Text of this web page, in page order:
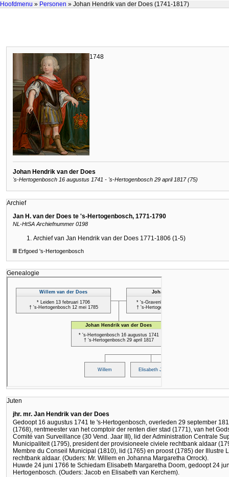
Hoofdmenu » Personen » Johan Hendrik van der Does (1741-1817)
1748
Johan Hendrik van der Does
's-Hertogenbosch 16 augustus 1741 - 's-Hertogenbosch 29 april 1817 (75)
Archief
Jan H. van der Does te 's-Hertogenbosch, 1771-1790
NL-HtSA Archiefnummer 0198
Archief van Jan Hendrik van der Does 1771-1806 (1-5)
Erfgoed 's-Hertogenbosch
Genealogie
Juten
jhr. mr. Jan Hendrik van der Does
Gedoopt 16 augustus 1741 te 's-Hertogenbosch, overleden 29 september
(1768), rentmeester van het comptoir der renten dier stad (1771), van het
Comité van Surveillance (30 Vend. Jaar III), lid der Administration Centrale
Municipaliteit (1795), president der provisioneele civiele rechtbank aldaar
Membre du Conseil Municipal (1810), lid (1765) en proost (1785) der Illustre
rechtbank aldaar. (Ouders: Mr. Willem en Johanna Margaretha Orrock).
Huwde 24 juni 1766 te Schiedam Elisabeth Margaretha Doom, gedoopt 24
Hertogenbosch. (Ouders: Jacob en Elisabeth van Kerchem).